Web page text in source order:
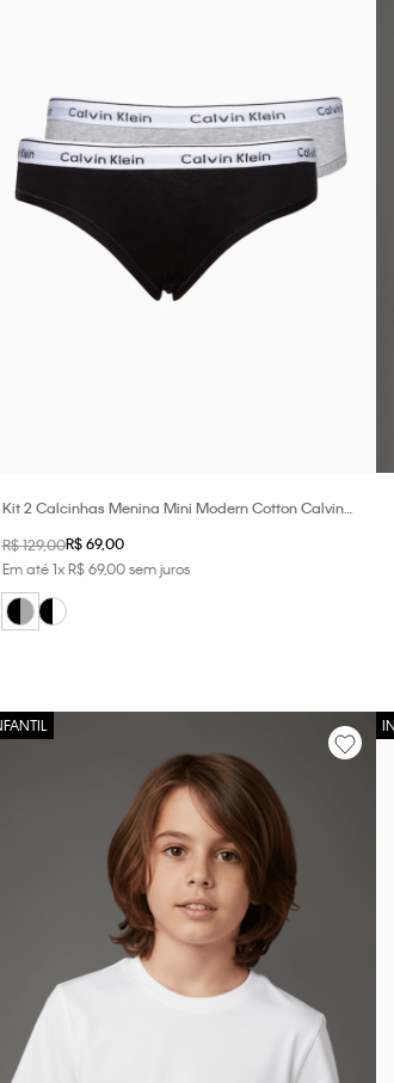
Kit 2 Calcinhas Menina Mini Modern Cotton Calvin
R$129,00R$ 69,00
Em até1xR$ 69,00sem juros